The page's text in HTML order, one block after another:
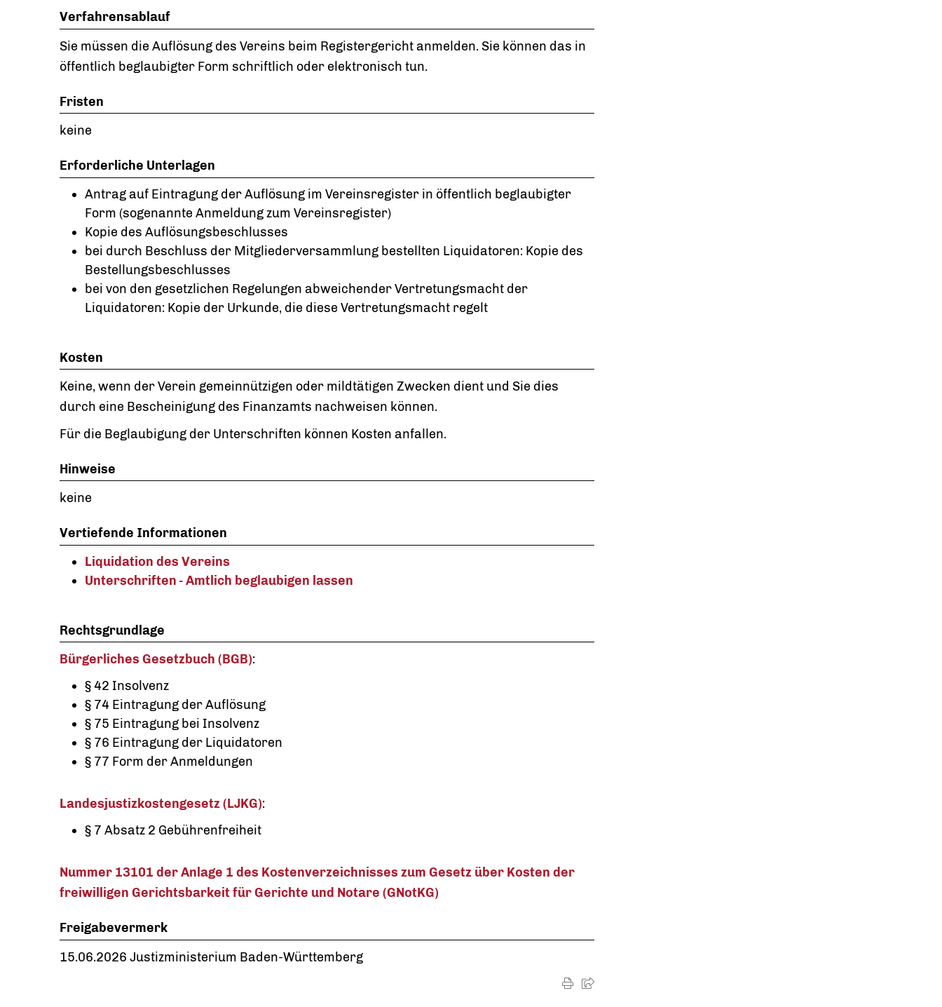
Verfahrensablauf
Sie müssen die Auflösung des Vereins beim Registergericht anmelden. Sie können das in
öffentlich beglaubigter Form schriftlich oder elektronisch tun.
Fristen
keine
Erforderliche Unterlagen
Antrag auf Eintragung der Auflösung im Vereinsregister in öffentlich beglaubigter
Form (sogenannte Anmeldung zum Vereinsregister)
Kopie des Auflösungsbeschlusses
bei durch Beschluss der Mitgliederversammlung bestellten Liquidatoren: Kopie des
Bestellungsbeschlusses
bei von den gesetzlichen Regelungen abweichender Vertretungsmacht der
Liquidatoren: Kopie der Urkunde, die diese Vertretungsmacht regelt
Kosten
Keine, wenn der Verein gemeinnützigen oder mildtätigen Zwecken dient und Sie dies
durch eine Bescheinigung des Finanzamts nachweisen können.
Für die Beglaubigung der Unterschriften können Kosten anfallen.
Hinweise
keine
Vertiefende Informationen
Liquidation des Vereins
Unterschriften - Amtlich beglaubigen lassen
Rechtsgrundlage
Bürgerliches Gesetzbuch (BGB):
§ 42 Insolvenz
§ 74 Eintragung der Auflösung
§ 75 Eintragung bei Insolvenz
§ 76 Eintragung der Liquidatoren
§ 77 Form der Anmeldungen
Landesjustizkostengesetz (LJKG):
§ 7 Absatz 2 Gebührenfreiheit
Nummer 13101 der Anlage 1 des Kostenverzeichnisses zum Gesetz über Kosten der
freiwilligen Gerichtsbarkeit für Gerichte und Notare (GNotKG)
Freigabevermerk
15.06.2026 Justizministerium Baden-Württemberg